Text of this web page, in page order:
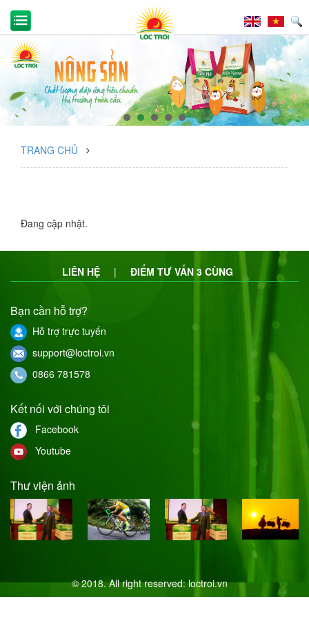
TRANG CHỦ
Đang cập nhật.
LIÊN HỆ | ĐIỂM TƯ VẤN 3 CÙNG
Bạn cần hỗ trợ?
Hỗ trợ trực tuyến
support@loctroi.vn
0866 781578
Kết nối với chúng tôi
Facebook
Youtube
Thư viện ảnh
© 2018. All right reserved:loctroi.vn